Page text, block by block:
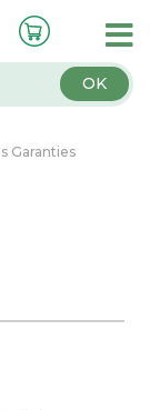
OK
Garanties